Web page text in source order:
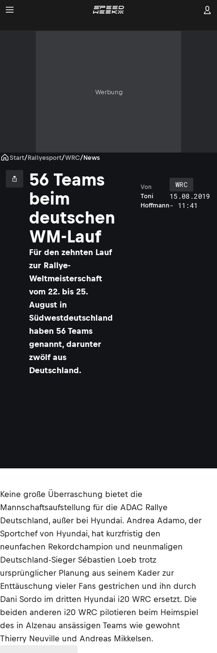
Werbung
Start/Rallyesport/WRC/News
56 Teams
beim
deutschen
WM-Lauf
Für den zehnten Lauf
zur Rallye-
Weltmeisterschaft
vom 22. bis 25.
August in
Südwestdeutschland
haben 56 Teams
genannt, darunter
zwölf aus
Deutschland.
Toni
Hoffmann
Von
WRC
15.08.2019
- 11:41
Keine große Überraschung bietet die
Mannschaftsaufstellung für die ADAC Rallye
Deutschland, außer bei Hyundai. Andrea Adamo, der
Sportchef von Hyundai, hat kurzfristig den
neunfachen Rekordchampion und neunmaligen
Deutschland-Sieger Sébastien Loeb trotz
ursprünglicher Planung aus seinem Kader zur
Enttäuschung vieler Fans gestrichen und ihn durch
Dani Sordo im dritten Hyundai i20 WRC ersetzt. Die
beiden anderen i20 WRC pilotieren beim Heimspiel
des in Alzenau ansässigen Teams wie gewohnt
Thierry Neuville und Andreas Mikkelsen.